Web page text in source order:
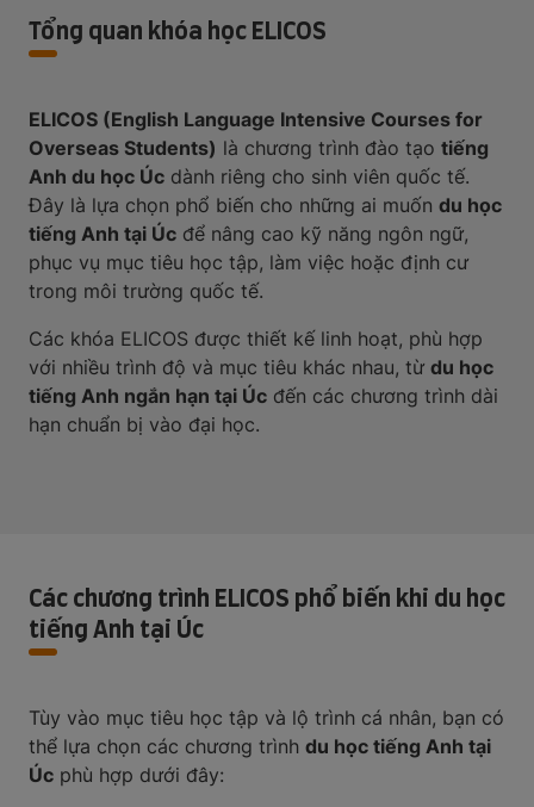
Tổng quan khóa học ELICOS
ELICOS (English Language Intensive Courses for
Overseas Students) là chương trình đào tạo tiếng
Anh du học Úc dành riêng cho sinh viên quốc tế.
Đây là lựa chọn phổ biến cho những ai muốn du học
tiếng Anh tại Úc để nâng cao kỹ năng ngôn ngữ,
phục vụ mục tiêu học tập, làm việc hoặc định cư
trong môi trường quốc tế.
Các khóa ELICOS được thiết kế linh hoạt, phù hợp
với nhiều trình độ và mục tiêu khác nhau, từ du học
tiếng Anh ngắn hạn tại Úc đến các chương trình dài
hạn chuẩn bị vào đại học.
Các chương trình ELICOS phổ biến khi du học
tiếng Anh tại Úc
Tùy vào mục tiêu học tập và lộ trình cá nhân, bạn có
thể lựa chọn các chương trình du học tiếng Anh tại
Úc phù hợp dưới đây: